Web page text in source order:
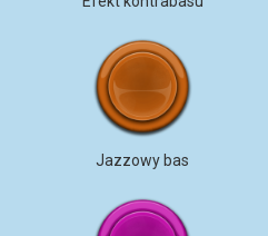
Jazzowy bas